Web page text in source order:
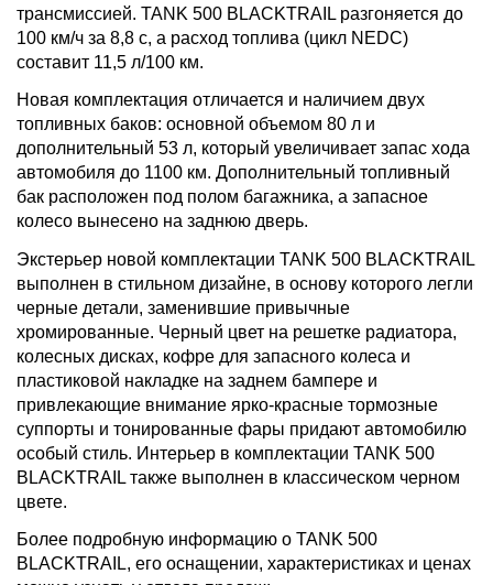
трансмиссией. TANK 500 BLACKTRAIL разгоняется до
100 км/ч за 8,8 с, а расход топлива (цикл NEDC)
составит 11,5 л/100 км.
Новая комплектация отличается и наличием двух
топливных баков: основной объемом 80 л и
дополнительный 53 л, который увеличивает запас хода
автомобиля до 1100 км. Дополнительный топливный
бак расположен под полом багажника, а запасное
колесо вынесено на заднюю дверь.
Экстерьер новой комплектации TANK 500 BLACKTRAIL
выполнен в стильном дизайне, в основу которого легли
черные детали, заменившие привычные
хромированные. Черный цвет на решетке радиатора,
колесных дисках, кофре для запасного колеса и
пластиковой накладке на заднем бампере и
привлекающие внимание ярко-красные тормозные
суппорты и тонированные фары придают автомобилю
особый стиль. Интерьер в комплектации TANK 500
BLACKTRAIL также выполнен в классическом черном
цвете.
Более подробную информацию о TANK 500
BLACKTRAIL, его оснащении, характеристиках и ценах